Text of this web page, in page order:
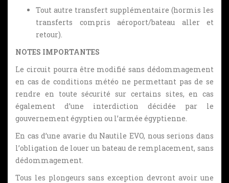
Tout autre transfert supplémentaire (hormis les
transferts compris aéroport/bateau aller et
retour).
NOTES IMPORTANTES
Le circuit pourra être modifié sans dédommagement
en cas de conditions météo ne permettant pas de se
rendre en toute sécurité sur certains sites, en cas
également d’une interdiction décidée par le
gouvernement égyptien ou l’armée égyptienne.
En cas d’une avarie du Nautile EVO, nous serions dans
l’obligation de louer un bateau de remplacement, sans
dédommagement.
Tous les plongeurs sans exception devront avoir une